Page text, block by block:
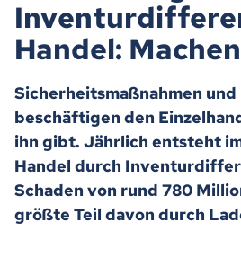
Handel:
Sicherheitsmaßnahmen
beschäftigen den
ihn gibt. Jährlich entsteht
Handel durch
Schaden von rund 780
größte Teil davon durch